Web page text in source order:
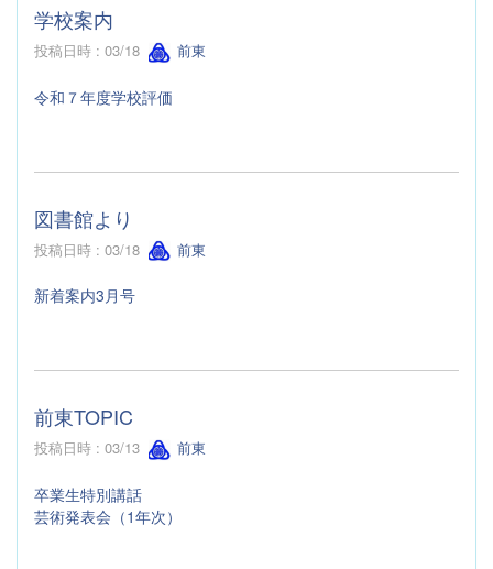
学校案内
投稿日時 : 03/18 前東
令和７年度学校評価
図書館より
投稿日時 : 03/18 前東
新着案内3月号
前東TOPIC
投稿日時 : 03/13 前東
卒業生特別講話
芸術発表会（1年次）